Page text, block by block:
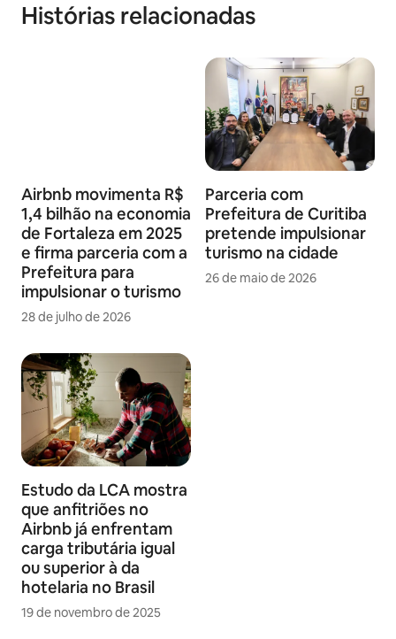
Histórias relacionadas
Airbnb movimenta R$
1,4 bilhão na economia
de Fortaleza em 2025
e firma parceria com a
Prefeitura para
impulsionar o turismo
28 de julho de 2026
Parceria com
Prefeitura de Curitiba
pretende impulsionar
turismo na cidade
26 de maio de 2026
Estudo da LCA mostra
que anfitriões no
Airbnb já enfrentam
carga tributária igual
ou superior à da
hotelaria no Brasil
19 de novembro de 2025